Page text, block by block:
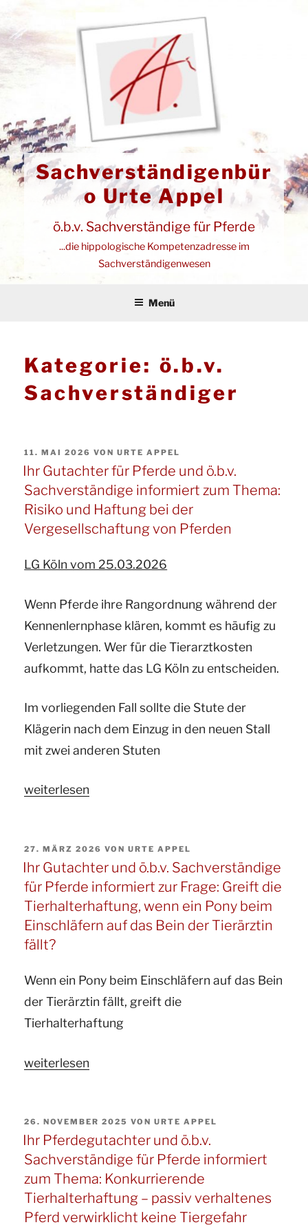
Inhalt
springen
Sachverständigenbür
o Urte Appel
ö.b.v. Sachverständige für Pferde
...die hippologische Kompetenzadresse im
Sachverständigenwesen
Menü
Kategorie: ö.b.v.
Sachverständiger
VERÖFFENTLICHT
AM
11. MAI 2026 VONURTE APPEL
Ihr Gutachter für Pferde und ö.b.v.
Sachverständige informiert zum Thema:
Risiko und Haftung bei der
Vergesellschaftung von Pferden
LG Köln vom 25.03.2026
Wenn Pferde ihre Rangordnung während der
Kennenlernphase klären, kommt es häufig zu
Verletzungen. Wer für die Tierarztkosten
aufkommt, hatte das LG Köln zu entscheiden.
Im vorliegenden Fall sollte die Stute der
Klägerin nach dem Einzug in den neuen Stall
mit zwei anderen Stuten
„Ihr
Pferde
und
ö.b.v.
Sachverständige
informiert
Thema:
Risiko
und
bei
Pferden“
weiterlesen
VERÖFFENTLICHT
AM
27. MÄRZ 2026 VONURTE APPEL
Ihr Gutachter und ö.b.v. Sachverständige
für Pferde informiert zur Frage: Greift die
Tierhalterhaftung, wenn ein Pony beim
Einschläfern auf das Bein der Tierärztin
fällt?
Wenn ein Pony beim Einschläfern auf das Bein
der Tierärztin fällt, greift die
Tierhalterhaftung
„Ihr
ö.b.v.
Sachverständige
für
Pferde
informiert
weiterlesen
VERÖFFENTLICHT
AM
26. NOVEMBER 2025 VONURTE APPEL
Ihr Pferdegutachter und ö.b.v.
Sachverständige für Pferde informiert
zum Thema: Konkurrierende
Tierhalterhaftung – passiv verhaltenes
Pferd verwirklicht keine Tiergefahr